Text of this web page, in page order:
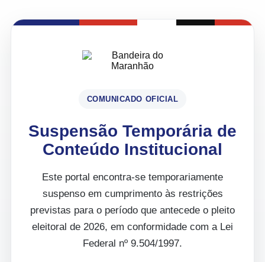
COMUNICADO OFICIAL
Suspensão Temporária de
Conteúdo Institucional
Este portal encontra-se temporariamente
suspenso em cumprimento às restrições
previstas para o período que antecede o pleito
eleitoral de 2026, em conformidade com a Lei
Federal nº 9.504/1997.